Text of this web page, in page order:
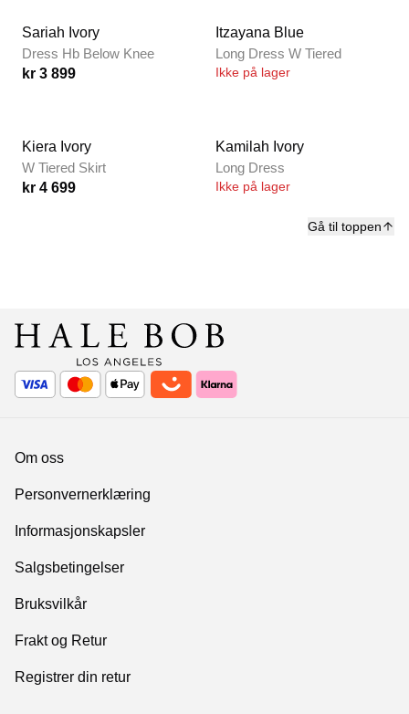
Gå til toppen
Sariah Ivory
Dress Hb Below Knee
kr 3 899
Itzayana Blue
Long Dress W Tiered
Ikke på lager
Kiera Ivory
W Tiered Skirt
kr 4 699
Kamilah Ivory
Long Dress
Ikke på lager
Om oss
Personvernerklæring
Informasjonskapsler
Salgsbetingelser
Bruksvilkår
Frakt og Retur
Registrer din retur